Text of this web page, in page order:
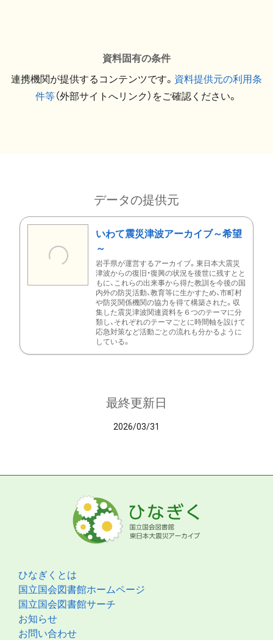
資料固有の条件
連携機関が提供するコンテンツです。 資料提供元の利用条
件等（外部サイトへリンク）をご確認ください。
データの提供元
いわて震災津波アーカイブ～希望
～
岩手県が運営するアーカイブ。東日本大震災
津波からの復旧・復興の状況を後世に残すとと
もに、これらの出来事から得た教訓を今後の国
内外の防災活動、教育等に生かすため、市町村
や防災関係機関の協力を得て構築された。収
集した震災津波関連資料を６つのテーマに分
類し、それぞれのテーマごとに時間軸を設けて
応急対策など活動ごとの流れも分かるように
している。
最終更新日
2026/03/31
ひなぎくとは
国立国会図書館ホームページ
国立国会図書館サーチ
お知らせ
お問い合わせ